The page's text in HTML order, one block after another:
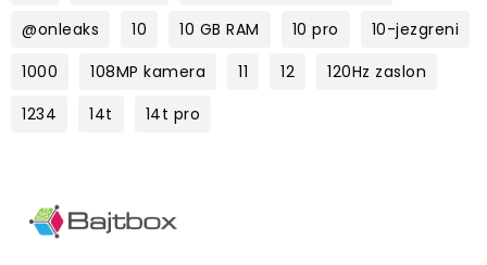
@onleaks
10 10 GB RAM 10 pro
10-jezgreni
1000
108MP kamera 11 12
120Hz zaslon
1234
14t 14t pro